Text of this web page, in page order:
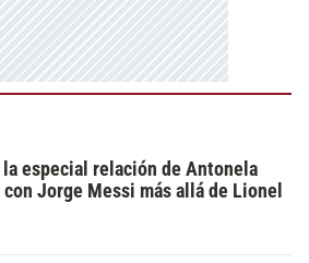
la especial relación de Antonela
con Jorge Messi más allá de Lionel